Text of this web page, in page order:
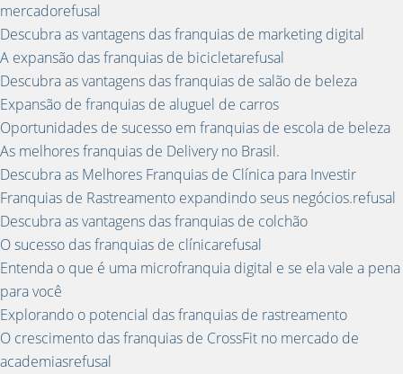
mercadorefusal
Descubra as vantagens das franquias de marketing digital
A expansão das franquias de bicicletarefusal
Descubra as vantagens das franquias de salão de beleza
Expansão de franquias de aluguel de carros
Oportunidades de sucesso em franquias de escola de beleza
As melhores franquias de Delivery no Brasil.
Descubra as Melhores Franquias de Clínica para Investir
Franquias de Rastreamento expandindo seus negócios.refusal
Descubra as vantagens das franquias de colchão
O sucesso das franquias de clínicarefusal
Entenda o que é uma microfranquia digital e se ela vale a pena
para você
Explorando o potencial das franquias de rastreamento
O crescimento das franquias de CrossFit no mercado de
academiasrefusal